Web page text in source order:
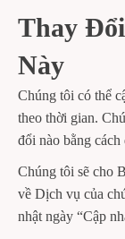
Thay
Này
Chúng tôi có thể
theo thời gian.
đổi nào bằng
Chúng tôi sẽ cho
về Dịch vụ của
nhật ngày “Cập